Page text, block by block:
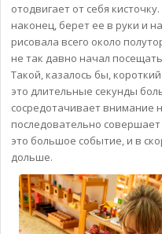
отодвигает от себя
наконец, берет ее в руки и
рисовала всего около
не так давно начал
Такой, казалось бы,
это длительные секунды
сосредотачивает внимание
последовательно
это большое событие, и в
дольше.